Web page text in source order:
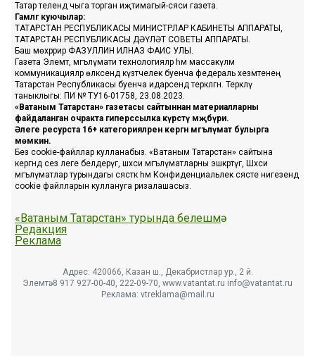
Татар телендә чыга торган иҗтимагый-сәяси газета.
Гамәлгә куючылар:
ТАТАРСТАН РЕСПУБЛИКАСЫ МИНИСТРЛАР КАБИНЕТЫ АППАРАТЫ,
ТАТАРСТАН РЕСПУБЛИКАСЫ ДӘҮЛӘТ СОВЕТЫ АППАРАТЫ.
Баш мөхәррир ФАЗУЛЛИН ИЛНАЗ ФАИС УЛЫ.
Газета Элемтә, мәгълүмати технологияләр һәм массакүләм
коммуникацияләр өлкәсендә күзәтчелек буенча федераль хезмәтенең
Татарстан Республикасы буенча идарәсендә теркәлгән. Теркәлү
таныклыгы: ПИ № ТУ16-01758, 23.08.2023.
«Ватаным Татарстан» газетасы сайтыннан материалларны
файдаланган очракта гиперссылка күрсәтү мәҗбүри.
Әлеге ресурста 16+ категорияләренә кергән мәгълүмат булырга
мөмкин.
Без cookie-файллар кулланабыз. «Ватаным Татарстан» сайтына
кергәндә сез әлеге белдерүгә, шәхси мәгълүматларны эшкәртүгә, Шәхси
мәгълүматлар турындагы сәясәткә һәм Конфиденциальлек сәясәте нигезендә
cookie файлларын куллануга ризалашасыз.
«Ватаным Татарстан» турында белешмә
Редакция
Реклама
Адрес: 420066, Казан ш., Декабристлар ур., 2 й.
Элемтә: 8 917 927-00-40, 222-09-70, www.vatantat.ru info@vatantat.ru
Реклама: vtreklama@mail.ru